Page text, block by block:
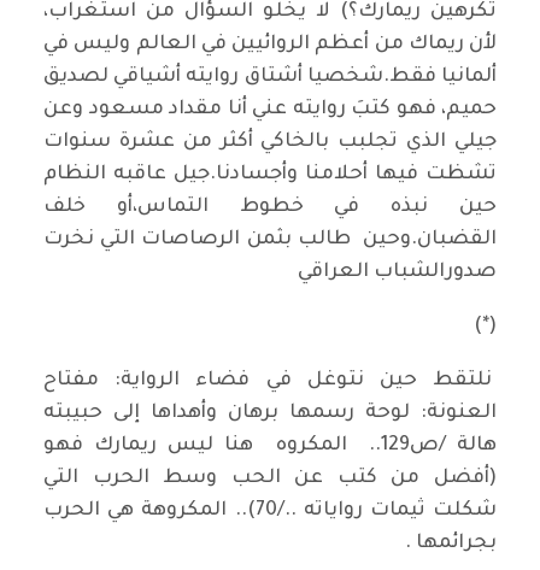
تكرهين ريمارك؟) لا يخلو السؤال من استغراب،
لأن ريماك من أعظم الروائيين في العالم وليس في
ألمانيا فقط.شخصيا أشتاق روايته أشياقي لصديق
حميم، فهو كتبَ روايته عني أنا مقداد مسعود وعن
جيلي الذي تجلبب بالخاكي أكثر من عشرة سنوات
تشظت فيها أحلامنا وأجسادنا.جيل عاقبه النظام
حين نبذه في خطوط التماس،أو خلف
القضبان.وحين طالب بثمن الرصاصات التي نخرت
صدورالشباب العراقي
(*)
نلتقط حين نتوغل في فضاء الرواية: مفتاح
العنونة: لوحة رسمها برهان وأهداها إلى حبيبته
هالة /ص129.. المكروه هنا ليس ريمارك فهو
(أفضل من كتب عن الحب وسط الحرب التي
شكلت ثيمات رواياته ../70).. المكروهة هي الحرب
بجرائمها .